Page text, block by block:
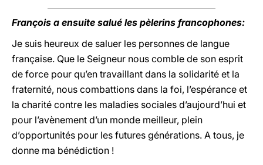
François a ensuite salué les pèlerins francophones:
Je suis heureux de saluer les personnes de langue
française. Que le Seigneur nous comble de son esprit
de force pour qu’en travaillant dans la solidarité et la
fraternité, nous combattions dans la foi, l’espérance et
la charité contre les maladies sociales d’aujourd’hui et
pour l’avènement d’un monde meilleur, plein
d’opportunités pour les futures générations. A tous, je
donne ma bénédiction !